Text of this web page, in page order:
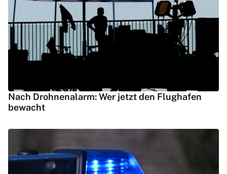
Nach Drohnenalarm: Wer jetzt den Flughafen
bewacht